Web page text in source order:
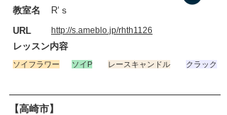
​教室名
R‘ｓ
​URL
http://s.ameblo.jp/rhth1126
​レッスン内容
​ソイフラワー ソイP レースキャンドル クラック
【高崎市】